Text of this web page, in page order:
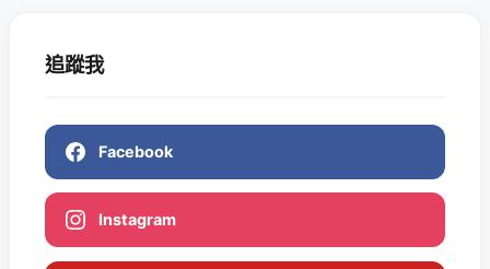
追蹤我
Facebook
Instagram